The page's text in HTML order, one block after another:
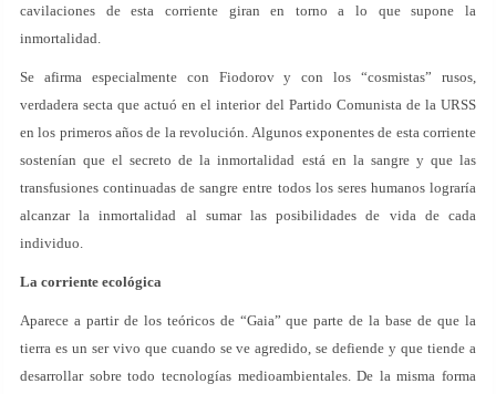
cavilaciones de esta corriente giran en torno a lo que supone la
inmortalidad.
Se afirma especialmente con Fiodorov y con los “cosmistas” rusos,
verdadera secta que actuó en el interior del Partido Comunista de la URSS
en los primeros años de la revolución. Algunos exponentes de esta corriente
sostenían que el secreto de la inmortalidad está en la sangre y que las
transfusiones continuadas de sangre entre todos los seres humanos lograría
alcanzar la inmortalidad al sumar las posibilidades de vida de cada
individuo.
La corriente ecológica
Aparece a partir de los teóricos de “Gaia” que parte de la base de que la
tierra es un ser vivo que cuando se ve agredido, se defiende y que tiende a
desarrollar sobre todo tecnologías medioambientales. De la misma forma